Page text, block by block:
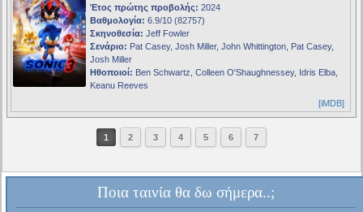
Έτος πρώτης προβολής: 2024
Βαθμολογία: 6.9/10 (82757)
Σκηνοθεσία: Jeff Fowler
Σενάριο: Pat Casey, Josh Miller, John Whittington, Pat Casey,
Josh Miller
Ηθοποιοί: Ben Schwartz, Colleen O'Shaughnessey, Idris Elba,
Keanu Reeves
[iMDB]
1 2 3 4 5 6 7
Ποια ταινία θα δω σήμερα..;